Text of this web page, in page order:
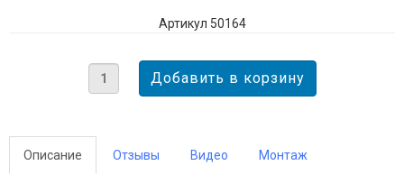
Артикул 50164
Описание Отзывы Видео Монтаж